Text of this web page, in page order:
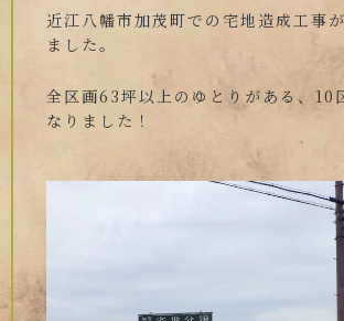
近江八幡市加茂町での宅地造成工事
ました。
全区画63坪以上のゆとりがある、10
なりました！